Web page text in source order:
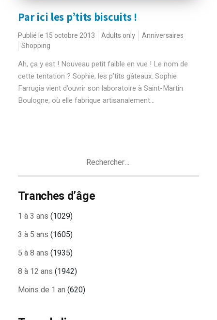
Par ici les p’tits biscuits !
Publié le 15 octobre 2013 Adults only
Anniversaires
Shopping
Ah, ça y est ! Nouveau petit faible en vue ! Le nom de
cette tentation ? Sophie, les p’tits gâteaux. Sophie
Farrugia vient d’ouvrir son laboratoire à Saint-Martin
Boulogne, où elle fabrique artisanalement...
Tranches d’âge
1 à 3 ans (1029)
3 à 5 ans (1605)
5 à 8 ans (1935)
8 à 12 ans (1942)
Moins de 1 an (620)